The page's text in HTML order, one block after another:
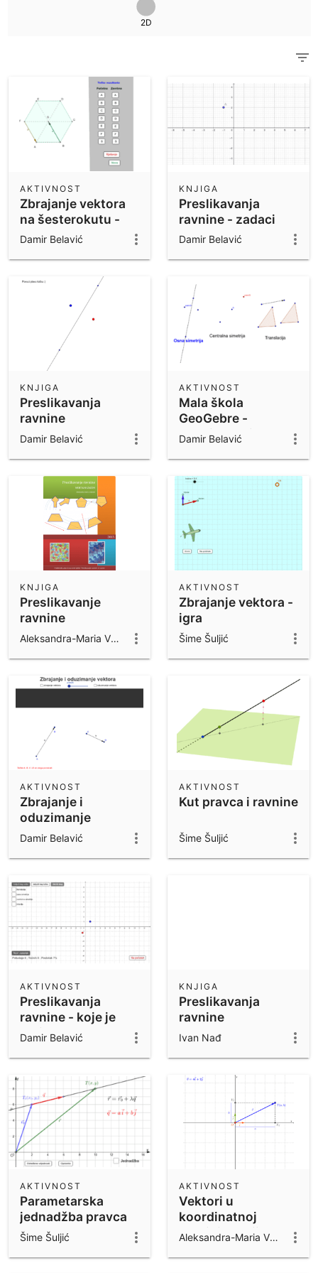
Znanstveni kalkulator
Preuzimanje aplikacija
Započnite s GeoGebra Aplikacijama
2D
Zbrajanje vektora
na šesterokutu -
vježba
AKTIVNOST
Damir Belavić
Preslikavanja
ravnine - zadaci
KNJIGA
Damir Belavić
Preslikavanja
ravnine
KNJIGA
Damir Belavić
Mala škola
GeoGebre -
preslikavanja
AKTIVNOST
Damir Belavić
Preslikavanje
ravnine
KNJIGA
Aleksandra-Maria Vuković
Zbrajanje vektora -
igra
AKTIVNOST
Šime Šuljić
Zbrajanje i
oduzimanje
vektora
AKTIVNOST
Damir Belavić
Kut pravca i ravnine
AKTIVNOST
Šime Šuljić
Preslikavanja
ravnine - koje je
moje
AKTIVNOST
Damir Belavić
Preslikavanja
ravnine
KNJIGA
Ivan Nađ
Parametarska
jednadžba pravca
AKTIVNOST
Šime Šuljić
Vektori u
koordinatnoj
ravnini - radijvektor
AKTIVNOST
Aleksandra-Maria Vuković